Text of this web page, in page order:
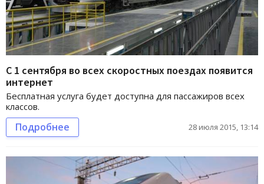
С 1 сентября во всех скоростных поездах появится
интернет
Бесплатная услуга будет доступна для пассажиров всех
классов.
Подробнее 28 июля 2015, 13:14